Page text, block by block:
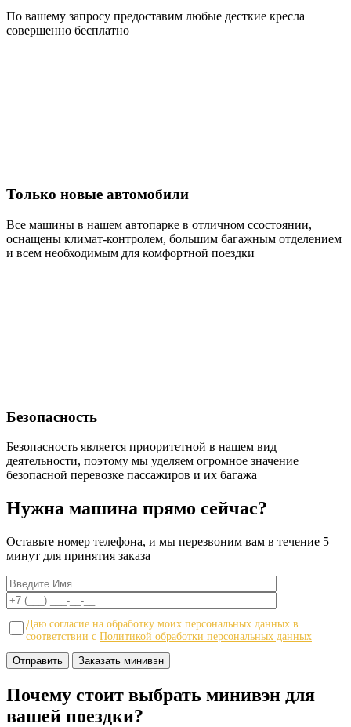
По вашему запросу предоставим любые десткие кресла
совершенно бесплатно
Только новые автомобили
Все машины в нашем автопарке в отличном ссостоянии,
оснащены климат-контролем, большим багажным отделением
и всем необходимым для комфортной поездки
Безопасность
Безопасность является приоритетной в нашем вид
деятельности, поэтому мы уделяем огромное значение
безопасной перевозке пассажиров и их багажа
Нужна машина прямо сейчас?
Оставьте номер телефона, и мы перезвоним вам в течение 5
минут для принятия заказа
Даю согласие на обработку моих персональных данных в
соответствии с Политикой обработки персональных данных
Заказать минивэн
Почему стоит выбрать минивэн для
вашей поездки?